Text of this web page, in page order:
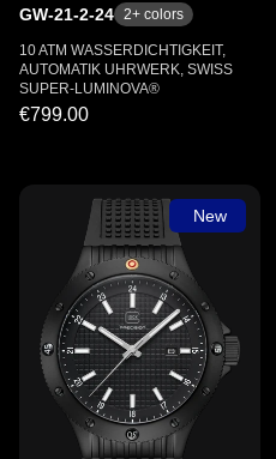
GW-21-2-24 2+ colors
10 ATM WASSERDICHTIGKEIT,
AUTOMATIK UHRWERK, SWISS
SUPER-LUMINOVA®
€799.00
New